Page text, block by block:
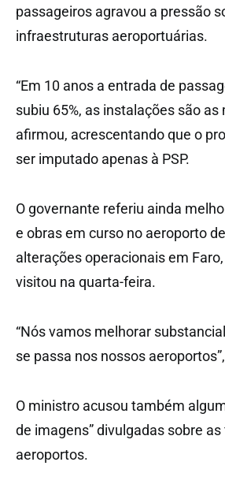
passageiros agravou a pressão
infraestruturas aeroportuárias.
“Em 10 anos a entrada de
subiu 65%, as instalações são as
afirmou, acrescentando que o
ser imputado apenas à PSP.
O governante referiu ainda
e obras em curso no aeroporto
alterações operacionais em
visitou na quarta-feira.
“Nós vamos melhorar
se passa nos nossos
O ministro acusou também
de imagens” divulgadas sobre
aeroportos.